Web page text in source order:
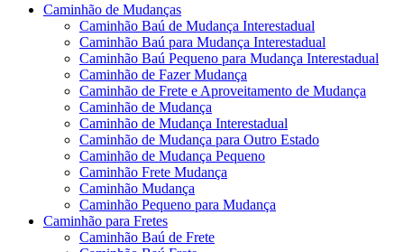
Caminhão de Mudanças
Caminhão Baú de Mudança Interestadual
Caminhão Baú para Mudança Interestadual
Caminhão Baú Pequeno para Mudança Interestadual
Caminhão de Fazer Mudança
Caminhão de Frete e Aproveitamento de Mudança
Caminhão de Mudança
Caminhão de Mudança Interestadual
Caminhão de Mudança para Outro Estado
Caminhão de Mudança Pequeno
Caminhão Frete Mudança
Caminhão Mudança
Caminhão Pequeno para Mudança
Caminhão para Fretes
Caminhão Baú de Frete